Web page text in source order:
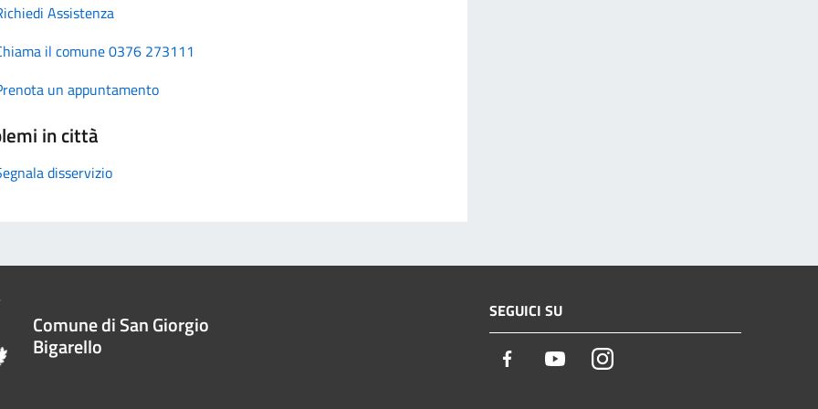
Assistenza
il comune 0376 273111
un appuntamento
in città
disservizio
Comune di San Giorgio
Bigarello
SEGUICI SU
Facebook YoutubeInstagram